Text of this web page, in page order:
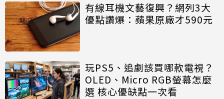
有線耳機文藝復興？網列3大
優點讚爆：蘋果原廠才590元
玩PS5、追劇該買哪款電視？
OLED、Micro RGB螢幕怎麼
選 核心優缺點一次看